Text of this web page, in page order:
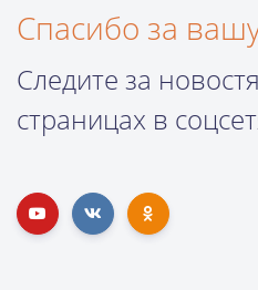
Спасибо за
Следите за
страницах в